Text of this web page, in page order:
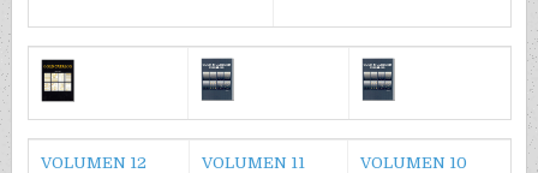
VOLUMEN 12 VOLUMEN 11 VOLUMEN 10